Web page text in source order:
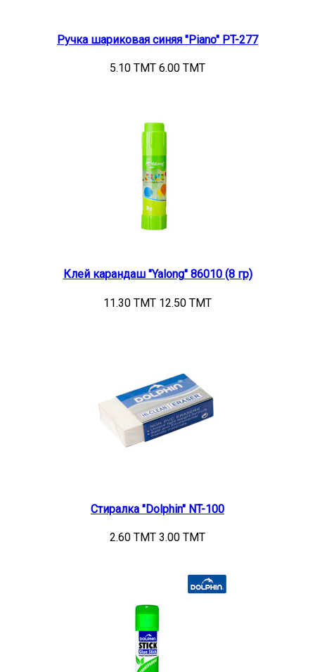
Ручка шариковая синяя "Piano" PT-277
5.10 TMT 6.00 TMT
Клей карандаш "Yalong" 86010 (8 гр)
11.30 TMT 12.50 TMT
Стиралка "Dolphin" NT-100
2.60 TMT 3.00 TMT